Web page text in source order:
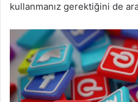
kullanmanız gerektiğini de